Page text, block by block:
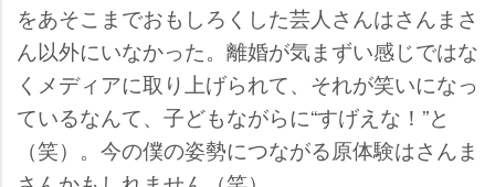
をあそこまでおもしろくした芸人さんはさんまさ
ん以外にいなかった。離婚が気まずい感じではな
くメディアに取り上げられて、それが笑いになっ
ているなんて、子どもながらに“すげえな！”と
（笑）。今の僕の姿勢につながる原体験はさんま